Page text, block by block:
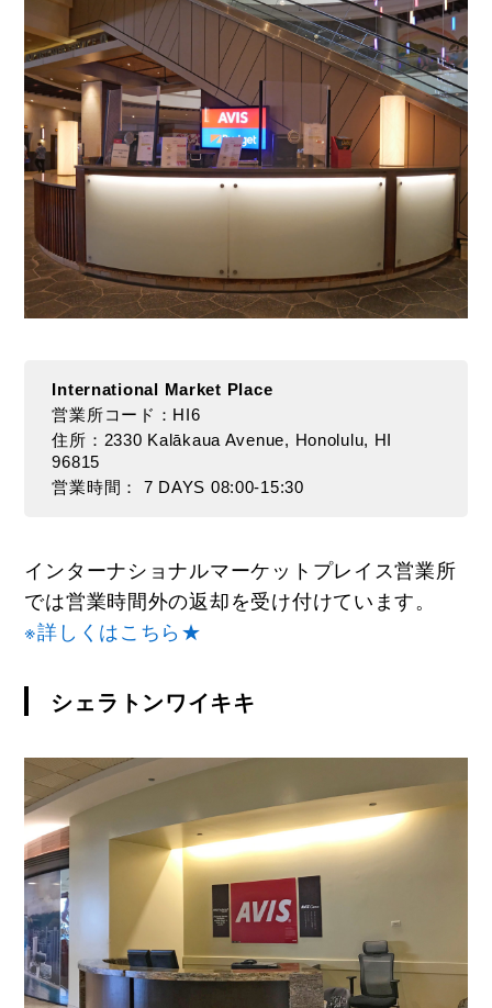
し
て
お
り
ま
す。
International Market Place
営業所コード：HI6
住所：2330 Kalākaua Avenue, Honolulu, HI
96815
営業時間： 7 DAYS 08:00-15:30
インターナショナルマーケットプレイス営業所
では営業時間外の返却を受け付けています。
※詳しくはこちら★
シェラトンワイキキ